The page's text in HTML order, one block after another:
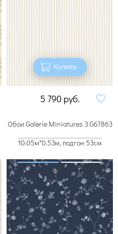
Купить
5 790 руб.
Обои Galerie Miniatures 3 G67863
10.05м*0.53м, подгон 53см